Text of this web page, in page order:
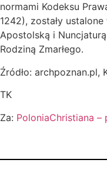
normami Kodeksu
1242), zostały
Apostolską i
Rodziną Zmarłego.
Źródło: archpoznan.pl,
TK
Za: PoloniaChristiana –